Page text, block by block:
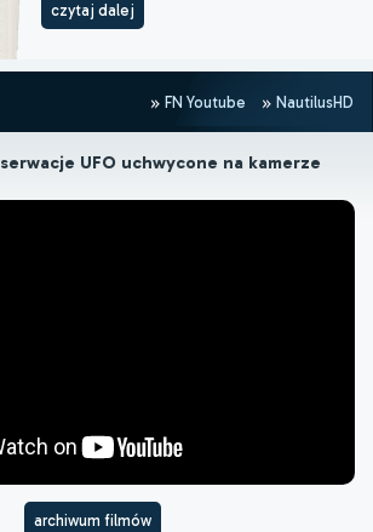
czytaj dalej
FN Youtube NautilusHD
UFO uchwycone na kamerze
archiwum filmów